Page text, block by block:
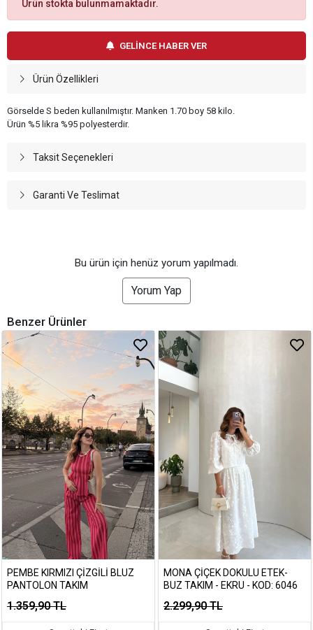
Ürün stokta bulunmamaktadır.
GELİNCE HABER VER
Ürün Özellikleri
Görselde S beden kullanılmıştır. Manken 1.70 boy 58 kilo.
Ürün %5 likra %95 polyesterdir.
Taksit Seçenekleri
Garanti Ve Teslimat
Bu ürün için henüz yorum yapılmadı.
Yorum Yap
Benzer Ürünler
PEMBE KIRMIZI ÇIZGILI BLUZ
PANTOLON TAKIM
1.359,90 TL
MONA ÇIÇEK DOKULU ETEK-
BUZ TAKIM - EKRU - KOD: 6046
2.299,90 TL